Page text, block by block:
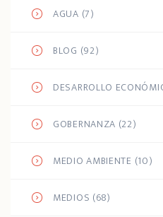
AGUA (7)
BLOG (92)
DESARROLLO
GOBERNANZA (22)
MEDIO AMBIENTE (10)
MEDIOS (68)